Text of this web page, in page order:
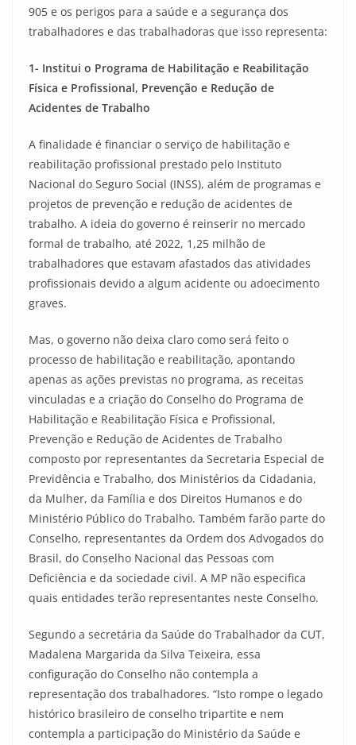
905 e os perigos para a saúde e a segurança dos
trabalhadores e das trabalhadoras que isso representa:
1- Institui o Programa de Habilitação e Reabilitação
Física e Profissional, Prevenção e Redução de
Acidentes de Trabalho
A finalidade é financiar o serviço de habilitação e
reabilitação profissional prestado pelo Instituto
Nacional do Seguro Social (INSS), além de programas e
projetos de prevenção e redução de acidentes de
trabalho. A ideia do governo é reinserir no mercado
formal de trabalho, até 2022, 1,25 milhão de
trabalhadores que estavam afastados das atividades
profissionais devido a algum acidente ou adoecimento
graves.
Mas, o governo não deixa claro como será feito o
processo de habilitação e reabilitação, apontando
apenas as ações previstas no programa, as receitas
vinculadas e a criação do Conselho do Programa de
Habilitação e Reabilitação Física e Profissional,
Prevenção e Redução de Acidentes de Trabalho
composto por representantes da Secretaria Especial de
Previdência e Trabalho, dos Ministérios da Cidadania,
da Mulher, da Família e dos Direitos Humanos e do
Ministério Público do Trabalho. Também farão parte do
Conselho, representantes da Ordem dos Advogados do
Brasil, do Conselho Nacional das Pessoas com
Deficiência e da sociedade civil. A MP não especifica
quais entidades terão representantes neste Conselho.
Segundo a secretária da Saúde do Trabalhador da CUT,
Madalena Margarida da Silva Teixeira, essa
configuração do Conselho não contempla a
representação dos trabalhadores. “Isto rompe o legado
histórico brasileiro de conselho tripartite e nem
contempla a participação do Ministério da Saúde e